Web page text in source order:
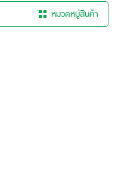
หมวดหมู่สินค้า